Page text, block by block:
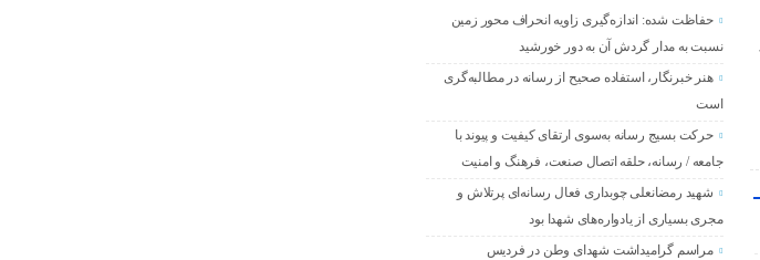
حفاظت شده: اندازه‌گیری زاویه انحراف محور زمین
نسبت به مدار گردش آن به دور خورشید
هنر خبرنگار، استفاده صحیح از رسانه در مطالبه‌گری
است
حرکت بسیج رسانه به‌سوی ارتقای کیفیت و پیوند با
جامعه / رسانه، حلقه اتصال صنعت، فرهنگ و امنیت
شهید رمضانعلی چوبداری فعال رسانه‌ای پرتلاش و
مجری بسیاری از یادواره‌های شهدا بود
مراسم گرامیداشت شهدای وطن در فردیس